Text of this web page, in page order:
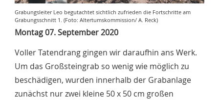
Grabungsleiter Leo begutachtet sichtlich zufrieden die Fortschritte am
Grabungsschnitt 1. (Foto: Altertumskommission/ A. Reck)
Montag 07. September 2020
Voller Tatendrang gingen wir daraufhin ans Werk.
Um das Großsteingrab so wenig wie möglich zu
beschädigen, wurden innerhalb der Grabanlage
zunächst nur zwei kleine 50 x 50 cm großen